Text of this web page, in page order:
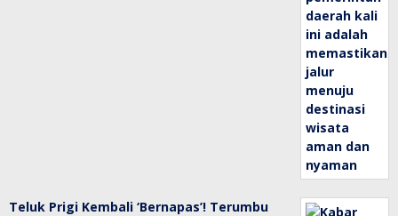
Teluk Prigi Kembali ‘Bernapas’! Terumbu